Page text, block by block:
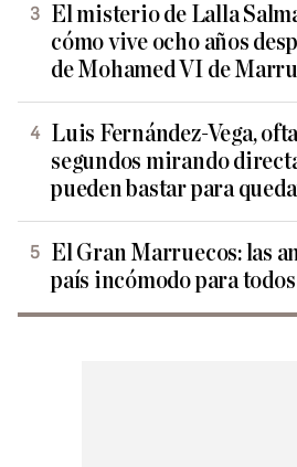
El misterio de Lalla
cómo vive ocho años
de Mohamed VI de
Luis Fernández-Vega,
segundos mirando
pueden bastar para
El Gran Marruecos: las
país incómodo para